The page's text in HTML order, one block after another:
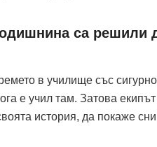
са решили
в училище със
е учил там. Затова
история, да покаже